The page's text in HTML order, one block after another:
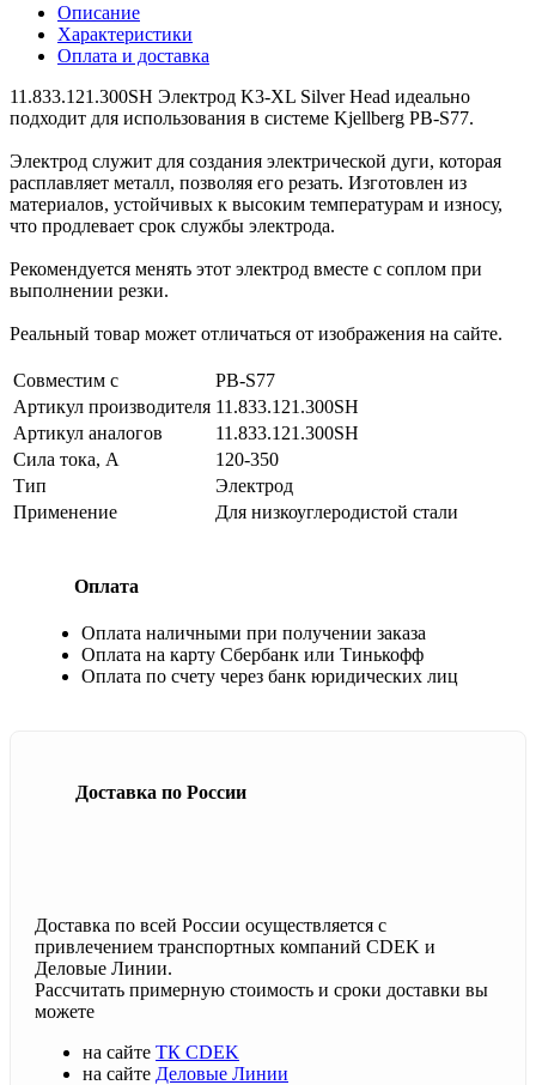
Описание
Характеристики
Оплата и доставка
11.833.121.300SH Электрод K3-XL Silver Head идеально
подходит для использования в системе Kjellberg PB-S77.
Электрод служит для создания электрической дуги, которая
расплавляет металл, позволяя его резать. Изготовлен из
материалов, устойчивых к высоким температурам и износу,
что продлевает срок службы электрода.
Рекомендуется менять этот электрод вместе с соплом при
выполнении резки.
Реальный товар может отличаться от изображения на сайте.
Совместим с
PB-S77
Артикул производителя 11.833.121.300SH
Артикул аналогов
11.833.121.300SH
Сила тока, А
120-350
Тип
Электрод
Применение
Для низкоуглеродистой стали
Оплата
Оплата наличными при получении заказа
Оплата на карту Сбербанк или Тинькофф
Оплата по счету через банк юридических лиц
Доставка по России
Доставка по всей России осуществляется с
привлечением транспортных компаний CDEK и
Деловые Линии.
Рассчитать примерную стоимость и сроки доставки вы
можете
на сайте ТК CDEK
на сайте Деловые Линии